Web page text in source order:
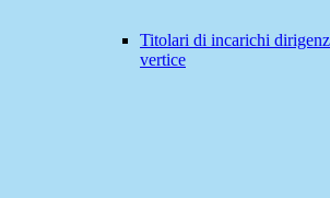
Titolari di incarichi
vertice